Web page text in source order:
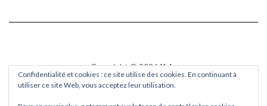
Copyright © 2026Kale
Kaleby LyraThemes.com.
Confidentialité et cookies : ce site utilise des cookies. En continuant à
utiliser ce site Web, vous acceptez leur utilisation.